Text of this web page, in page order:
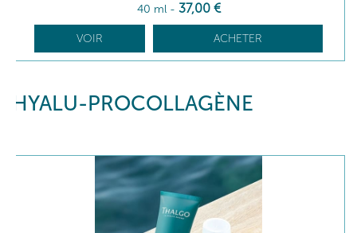
40 ml - 37,00 €
VOIR ACHETER
HYALU-PROCOLLAGÈNE